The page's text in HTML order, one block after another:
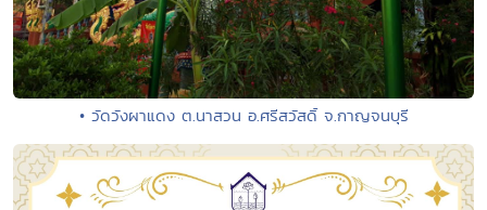
• วัดวังผาแดง ต.นาสวน อ.ศรีสวัสดิ์ จ.กาญจนบุรี